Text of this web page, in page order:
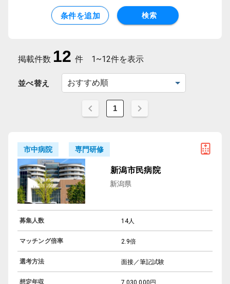
条件を追加 検索
掲載件数 12 件 1~12件を表示
並べ替え
1
市中病院 専門研修
新潟市民病院
新潟県
募集人数 14人
マッチング倍率 2.9倍
選考方法 面接／筆記試験
想定年収 7,030,000円